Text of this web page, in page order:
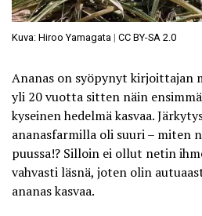
Kuva: Hiroo Yamagata | CC BY-SA 2.0
Ananas on syöpynyt kirjoittajan
yli 20 vuotta sitten näin
kyseinen hedelmä kasvaa.
ananasfarmilla oli suuri – miten
puussa!? Silloin ei ollut netin
vahvasti läsnä, joten olin
ananas kasvaa.